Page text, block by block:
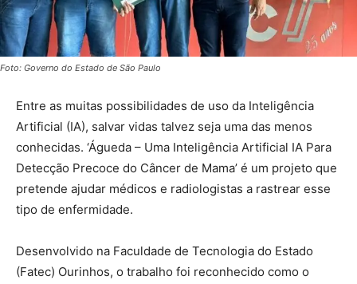
Foto: Governo do Estado de São Paulo
Entre as muitas possibilidades de uso da Inteligência
Artificial (IA), salvar vidas talvez seja uma das menos
conhecidas. ‘Águeda – Uma Inteligência Artificial IA Para
Detecção Precoce do Câncer de Mama’ é um projeto que
pretende ajudar médicos e radiologistas a rastrear esse
tipo de enfermidade.
Desenvolvido na Faculdade de Tecnologia do Estado
(Fatec) Ourinhos, o trabalho foi reconhecido como o